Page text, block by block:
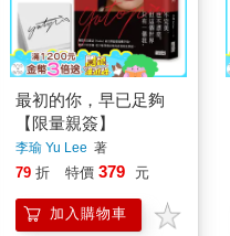
最初的你，早已足夠
【限量親簽】
李瑜 Yu Lee 著
79 折 特價 379 元
加入購物車